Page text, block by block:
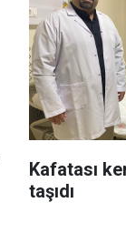
Kafatası
taşıdı